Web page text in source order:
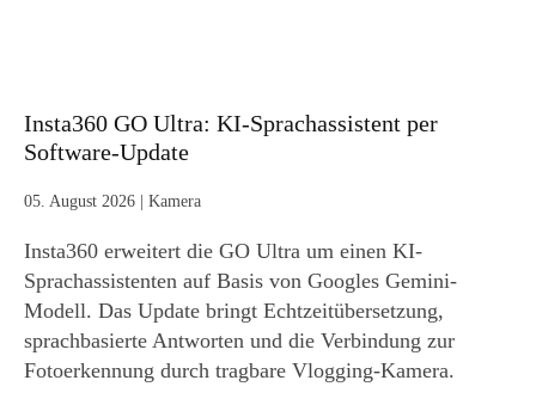
Insta360 GO Ultra: KI-Sprachassistent per
Software-Update
05. August 2026 Kamera
Insta360 erweitert die GO Ultra um einen KI-
Sprachassistenten auf Basis von Googles Gemini-
Modell. Das Update bringt Echtzeitübersetzung,
sprachbasierte Antworten und die Verbindung zur
Fotoerkennung durch tragbare Vlogging-Kamera.